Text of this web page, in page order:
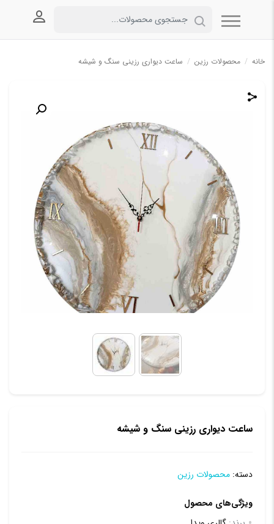
خانه / محصولات رزین / ساعت دیواری رزینی سنگ و شیشه
ساعت دیواری رزینی سنگ و شیشه
دسته: محصولات رزین
ویژگی‌های محصول